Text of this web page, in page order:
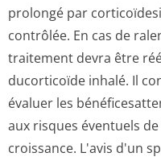
prolongé par
contrôlée. En cas de
traitement devra être
ducorticoïde inhalé. Il
évaluer les
aux risques éventuels
croissance. L'avis d'un